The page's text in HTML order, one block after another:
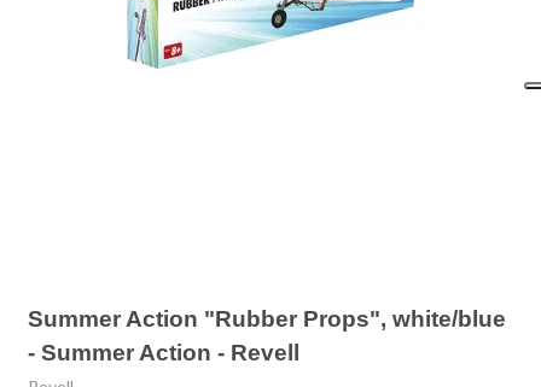
Summer Action "Rubber Props", white/blue
- Summer Action - Revell